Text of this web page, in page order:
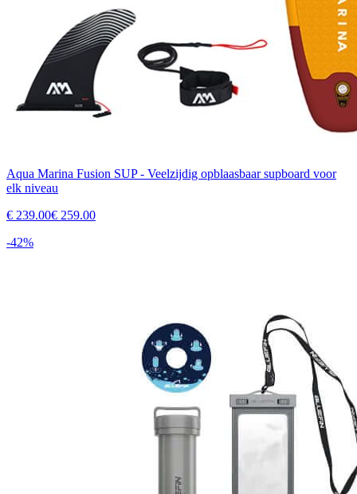
Aqua Marina Fusion SUP - Veelzijdig opblaasbaar supboard voor
elk niveau
€ 239.00€ 259.00
-42%